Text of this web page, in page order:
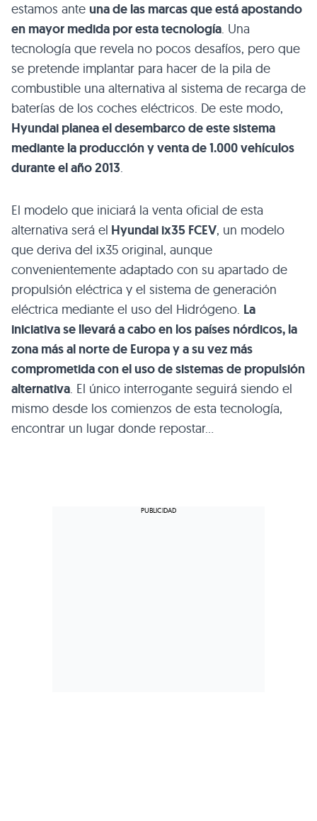
estamos ante una de las marcas que está apostando
en mayor medida por esta tecnología. Una
tecnología que revela no pocos desafíos, pero que
se pretende implantar para hacer de la pila de
combustible una alternativa al sistema de recarga de
baterías de los coches eléctricos. De este modo,
Hyundai planea el desembarco de este sistema
mediante la producción y venta de 1.000 vehículos
durante el año 2013.
El modelo que iniciará la venta oficial de esta
alternativa será el Hyundai ix35 FCEV, un modelo
que deriva del ix35 original, aunque
convenientemente adaptado con su apartado de
propulsión eléctrica y el sistema de generación
eléctrica mediante el uso del Hidrógeno. La
iniciativa se llevará a cabo en los países nórdicos, la
zona más al norte de Europa y a su vez más
comprometida con el uso de sistemas de propulsión
alternativa. El único interrogante seguirá siendo el
mismo desde los comienzos de esta tecnología,
encontrar un lugar donde repostar…